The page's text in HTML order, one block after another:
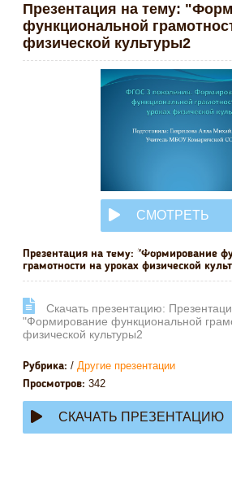
Презентация на тему:
функциональной
физической культуры2
СМОТРЕТЬ
ОНЛАЙН
Презентация на тему: "Формирование
грамотности на уроках физической
Cкачать презентацию:
"Формирование функциональной
физической культуры2
Рубрика: / Другие презентации
Просмотров: 342
СКАЧАТЬ ПРЕЗЕНТАЦИЮ